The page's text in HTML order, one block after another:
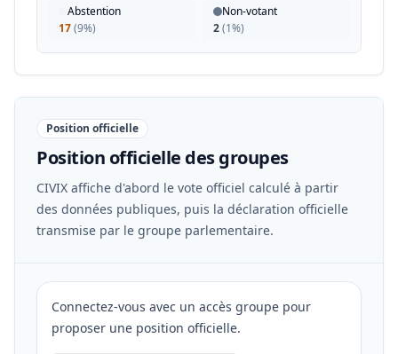
Abstention
17(9%)
Non-votant
2(1%)
Position officielle
Position officielle des groupes
CIVIX affiche d'abord le vote officiel calculé à partir
des données publiques, puis la déclaration officielle
transmise par le groupe parlementaire.
Connectez-vous avec un accès groupe pour
proposer une position officielle.